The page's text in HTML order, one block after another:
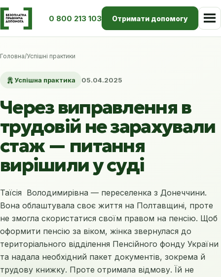
0 800 213 103 Отримати допомогу
Головна/Успішні практики
Успішна практика 05.04.2025
Через виправлення в
трудовій не зарахували
стаж — питання
вирішили у суді
Таїсія Володимирівна — переселенка з Донеччини.
Вона облаштувала своє життя на Полтавщині, проте
не змогла скористатися своїм правом на пенсію. Щоб
оформити пенсію за віком, жінка звернулася до
територіального відділення Пенсійного фонду України
та надала необхідний пакет документів, зокрема й
трудову книжку. Проте отримала відмову. Їй не